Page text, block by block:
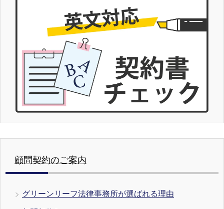
顧問契約のご案内
グリーンリーフ法律事務所が選ばれる理由